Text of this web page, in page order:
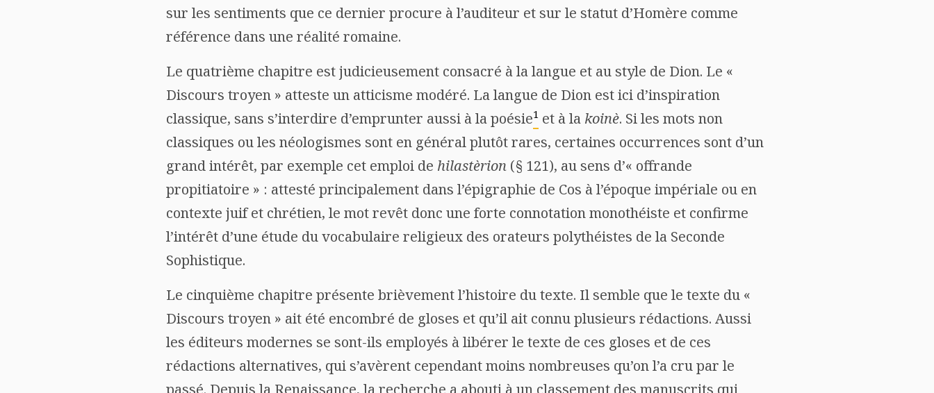
sur les sentiments que ce dernier procure à l’auditeur et sur le statut d’Homère comme
référence dans une réalité romaine.
Le quatrième chapitre est judicieusement consacré à la langue et au style de Dion. Le «
Discours troyen » atteste un atticisme modéré. La langue de Dion est ici d’inspiration
classique, sans s’interdire d’emprunter aussi à la poésie1 et à la koinè. Si les mots non
classiques ou les néologismes sont en général plutôt rares, certaines occurrences sont d’un
grand intérêt, par exemple cet emploi de hilastèrion (§ 121), au sens d’« offrande
propitiatoire » : attesté principalement dans l’épigraphie de Cos à l’époque impériale ou en
contexte juif et chrétien, le mot revêt donc une forte connotation monothéiste et confirme
l’intérêt d’une étude du vocabulaire religieux des orateurs polythéistes de la Seconde
Sophistique.
Le cinquième chapitre présente brièvement l’histoire du texte. Il semble que le texte du «
Discours troyen » ait été encombré de gloses et qu’il ait connu plusieurs rédactions. Aussi
les éditeurs modernes se sont-ils employés à libérer le texte de ces gloses et de ces
rédactions alternatives, qui s’avèrent cependant moins nombreuses qu’on l’a cru par le
passé. Depuis la Renaissance, la recherche a abouti à un classement des manuscrits qui